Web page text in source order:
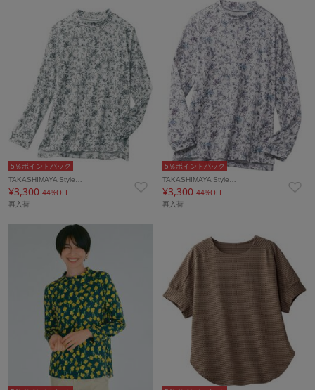
5％ポイントバック
TAKASHIMAYA Style…
¥3,300 44%OFF
再入荷
5％ポイントバック
TAKASHIMAYA Style…
¥3,30044%OFF
再入荷